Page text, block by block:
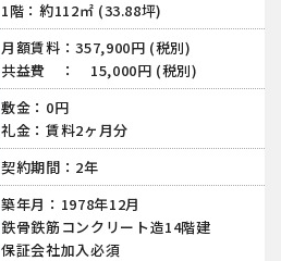
1階：約112㎡ (33.88坪)
月額賃料：357,900円 (税別)
共益費 ： 15,000円 (税別)
敷金：0円
礼金：賃料2ヶ月分
契約期間：2年
築年月：1978年12月
鉄骨鉄筋コンクリート造14階建
保証会社加入必須